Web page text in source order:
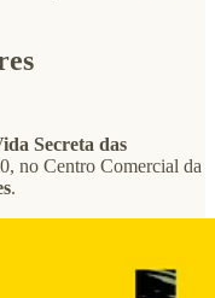
Secreta das
no Centro Comercial da
.